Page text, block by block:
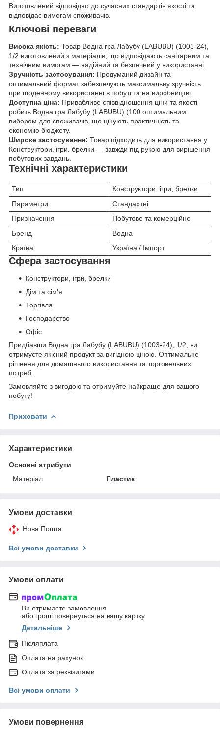
Виготовлений відповідно до сучасних стандартів якості та
відповідає вимогам споживачів.
Ключові переваги
Висока якість: Товар Водна гра Лабубу (LABUBU) (1003-24),
1/2 виготовлений з матеріалів, що відповідають санітарним та
технічним вимогам — надійний та безпечний у використанні.
Зручність застосування: Продуманий дизайн та
оптимальний формат забезпечують максимальну зручність
при щоденному використанні в побуті та на виробництві.
Доступна ціна: Привабливе співвідношення ціни та якості
робить Водна гра Лабубу (LABUBU) (100 оптимальним
вибором для споживачів, що цінують практичність та
економію бюджету.
Широке застосування: Товар підходить для використання у
Конструктори, ігри, брелки — завжди під рукою для вирішення
побутових завдань.
Технічні характеристики
Тип
Конструктори, ігри, брелки
Параметри
Стандартні
Призначення
Побутове та комерційне
Бренд
Водна
Країна
Україна / Імпорт
Сфера застосування
Конструктори, ігри, брелки
Дім та сім'я
Торгівля
Господарство
Офіс
Придбавши Водна гра Лабубу (LABUBU) (1003-24), 1/2, ви
отримуєте якісний продукт за вигідною ціною. Оптимальне
рішення для домашнього використання та торговельних
потреб.
Замовляйте з вигодою та отримуйте найкраще для вашого
побуту!
Приховати
Характеристики
Основні атрибути
Матеріал
Пластик
Умови доставки
Нова Пошта
Всі умови доставки
Умови оплати
Ви отримаєте замовлення
або гроші повернуться на вашу картку
Детальніше
Післяплата
Оплата на рахунок
Оплата за реквізитами
Всі умови оплати
Умови повернення